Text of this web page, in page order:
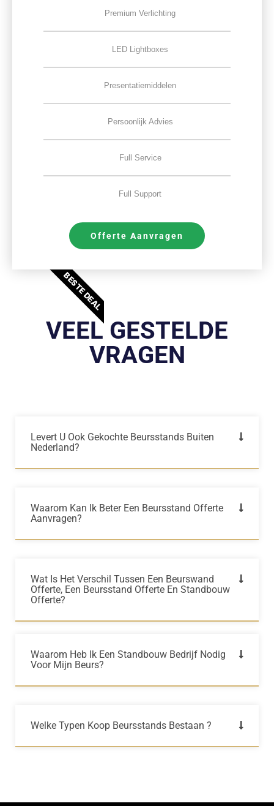
Premium Verlichting
LED Lightboxes
Presentatiemiddelen
Persoonlijk Advies
Full Service
Full Support
Offerte Aanvragen
BESTE DEAL
VEEL GESTELDE
VRAGEN
Levert U Ook Gekochte Beursstands Buiten
Nederland?
Waarom Kan Ik Beter Een Beursstand Offerte
Aanvragen?
Wat Is Het Verschil Tussen Een Beurswand
Offerte, Een Beursstand Offerte En Standbouw
Offerte?
Waarom Heb Ik Een Standbouw Bedrijf Nodig
Voor Mijn Beurs?
Welke Typen Koop Beursstands Bestaan ?